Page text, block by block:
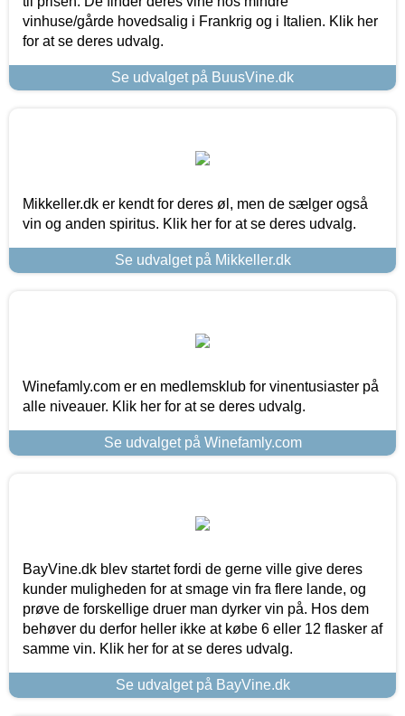
vinhuse/gårde hovedsalig i Frankrig og i Italien. Klik her
for at se deres udvalg.
Se udvalget på BuusVine.dk
Mikkeller.dk er kendt for deres øl, men de sælger også
vin og anden spiritus. Klik her for at se deres udvalg.
Se udvalget på Mikkeller.dk
Winefamly.com er en medlemsklub for vinentusiaster på
alle niveauer. Klik her for at se deres udvalg.
Se udvalget på Winefamly.com
BayVine.dk blev startet fordi de gerne ville give deres
kunder muligheden for at smage vin fra flere lande, og
prøve de forskellige druer man dyrker vin på. Hos dem
behøver du derfor heller ikke at købe 6 eller 12 flasker af
samme vin. Klik her for at se deres udvalg.
Se udvalget på BayVine.dk